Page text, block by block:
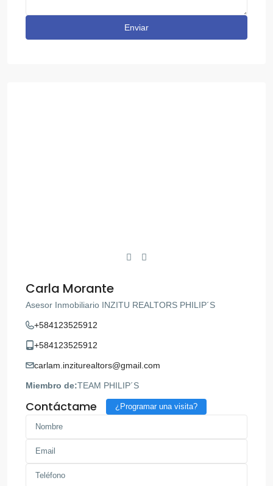
Carla Morante
Asesor Inmobiliario INZITU REALTORS PHILIP´S
+584123525912
+584123525912
carlam.inziturealtors@gmail.com
Miembro de:TEAM PHILIP´S
Contáctame ¿Programar una visita?